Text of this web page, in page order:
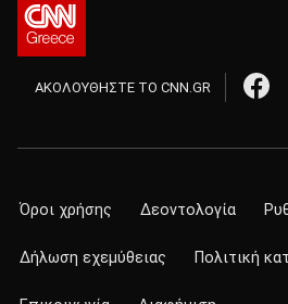
ΑΚΟΛΟΥΘΗΣΤΕ ΤΟ CNN.GR
Όροι χρήσης Δεοντολογία
Δήλωση εχεμύθειας Πολιτική